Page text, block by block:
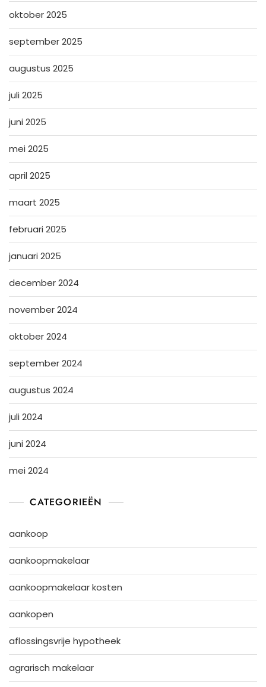
oktober 2025
september 2025
augustus 2025
juli 2025
juni 2025
mei 2025
april 2025
maart 2025
februari 2025
januari 2025
december 2024
november 2024
oktober 2024
september 2024
augustus 2024
juli 2024
juni 2024
mei 2024
CATEGORIEËN
aankoop
aankoopmakelaar
aankoopmakelaar kosten
aankopen
aflossingsvrije hypotheek
agrarisch makelaar